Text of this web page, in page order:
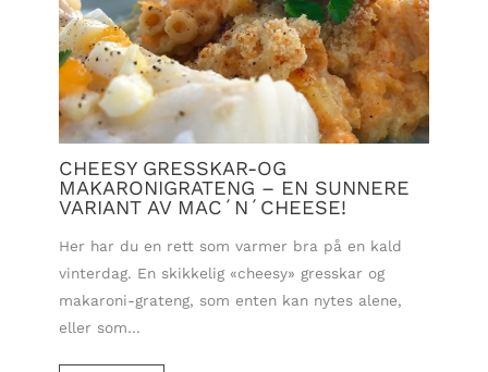
CHEESY GRESSKAR-OG
MAKARONIGRATENG – EN SUNNERE
VARIANT AV MAC´N´CHEESE!
Her har du en rett som varmer bra på en kald
vinterdag. En skikkelig «cheesy» gresskar og
makaroni-grateng, som enten kan nytes alene,
eller som…